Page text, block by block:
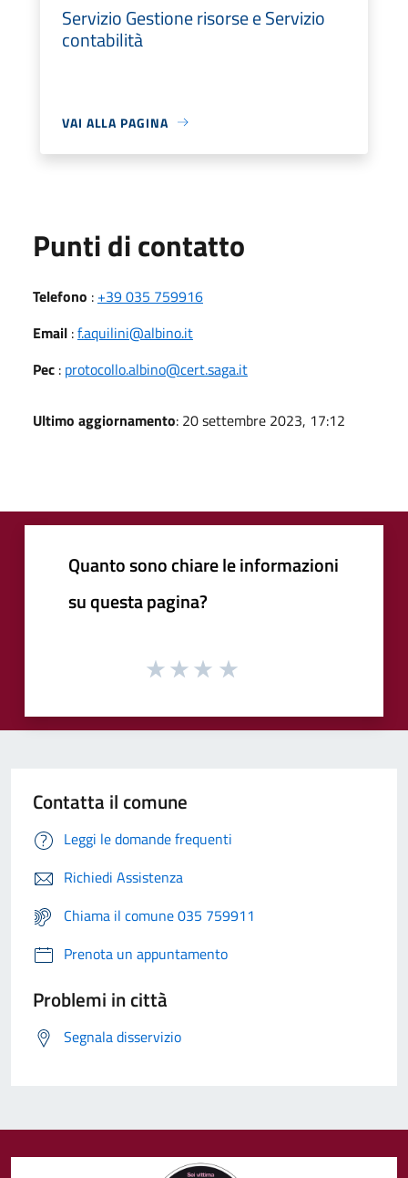
Servizio Gestione risorse e Servizio
contabilità
VAI ALLA PAGINA
Punti di contatto
Telefono : +39 035 759916
Email :f.aquilini@albino.it
Pec : protocollo.albino@cert.saga.it
Ultimo aggiornamento: 20 settembre 2023, 17:12
Quanto sono chiare le informazioni
su questa pagina?
Contatta il comune
Leggi le domande frequenti
Richiedi Assistenza
Chiama il comune 035 759911
Prenota un appuntamento
Problemi in città
Segnala disservizio